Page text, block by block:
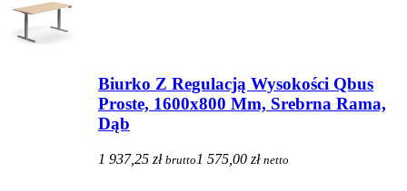
Biurko Z Regulacją Wysokości Qbus
Proste, 1600x800 Mm, Srebrna Rama,
Dąb
1 937,25 zł brutto 1 575,00 zł netto